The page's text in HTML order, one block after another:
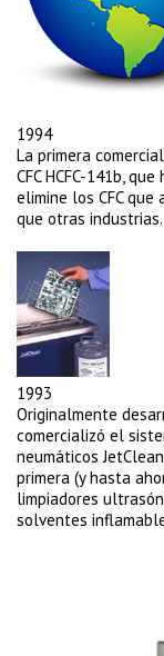
1994
La primera
CFC HCFC-141b,
elimine los CFC
que otras industrias.
1993
Originalmente
comercializó el
neumáticos
primera (y hasta
limpiadores
solventes